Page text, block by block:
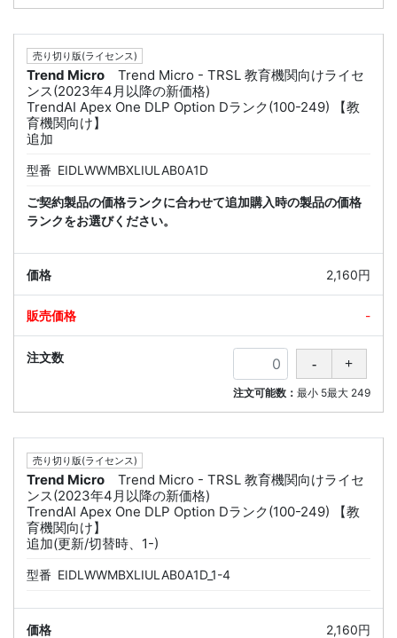
売り切り版(ライセンス)
Trend Micro
Trend Micro - TRSL 教育機関向けライセ
ンス(2023年4月以降の新価格)
TrendAI Apex One DLP Option Dランク(100-249) 【教
育機関向け】
追加
型番 EIDLWWMBXLIULAB0A1D
ご契約製品の価格ランクに合わせて追加購入時の製品の価格
ランクをお選びください。
2,160円
-
注文可能数： 最小 5最大 249
売り切り版(ライセンス)
Trend Micro
Trend Micro - TRSL 教育機関向けライセ
ンス(2023年4月以降の新価格)
TrendAI Apex One DLP Option Dランク(100-249) 【教
育機関向け】
追加(更新/切替時、1-)
型番 EIDLWWMBXLIULAB0A1D_1-4
2,160円